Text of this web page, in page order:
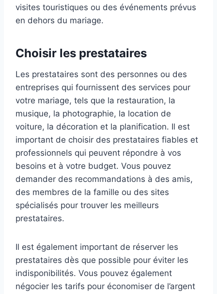
visites touristiques ou des événements prévus
en dehors du mariage.
Choisir les prestataires
Les prestataires sont des personnes ou des
entreprises qui fournissent des services pour
votre mariage, tels que la restauration, la
musique, la photographie, la location de
voiture, la décoration et la planification. Il est
important de choisir des prestataires fiables et
professionnels qui peuvent répondre à vos
besoins et à votre budget. Vous pouvez
demander des recommandations à des amis,
des membres de la famille ou des sites
spécialisés pour trouver les meilleurs
prestataires.
Il est également important de réserver les
prestataires dès que possible pour éviter les
indisponibilités. Vous pouvez également
négocier les tarifs pour économiser de l’argent